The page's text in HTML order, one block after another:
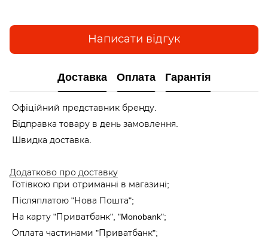
Написати відгук
Доставка Оплата Гарантія
Офіційний представник бренду.
Відправка товару в день замовлення.
Швидка доставка.
Додатково про доставку
Готівкою при отриманні в магазині;
Післяплатою "Нова Пошта";
На карту "Приватбанк", "Monobank";
Оплата частинами "Приватбанк";